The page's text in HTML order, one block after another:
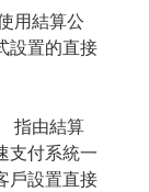
用結算公
設置的直接
指由結算
支付系統一
戶設置直接